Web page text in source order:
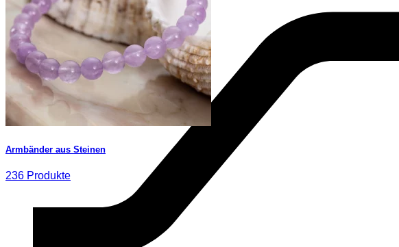
Armbänder aus Steinen
236 Produkte